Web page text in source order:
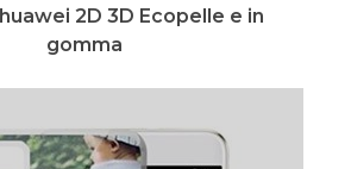
2D 3D Ecopelle e in
gomma